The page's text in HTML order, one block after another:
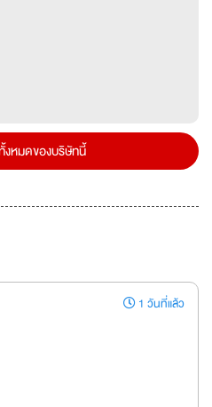
งหมดของบริษัทนี้
1 วันที่แล้ว